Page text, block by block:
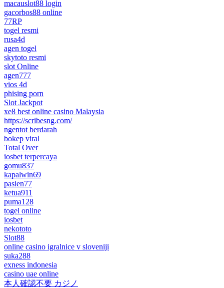
macauslot88 login
gacorbos88 online
77RP
togel resmi
rusa4d
agen togel
skytoto resmi
slot Online
agen777
vios 4d
phising porn
Slot Jackpot
xe8 best online casino Malaysia
https://scribesng.com/
ngentot berdarah
bokep viral
Total Over
iosbet terpercaya
gomu837
kapalwin69
pasien77
ketua911
puma128
togel online
iosbet
nekototo
Slot88
online casino igralnice v sloveniji
suka288
exness indonesia
casino uae online
本人確認不要 カジノ